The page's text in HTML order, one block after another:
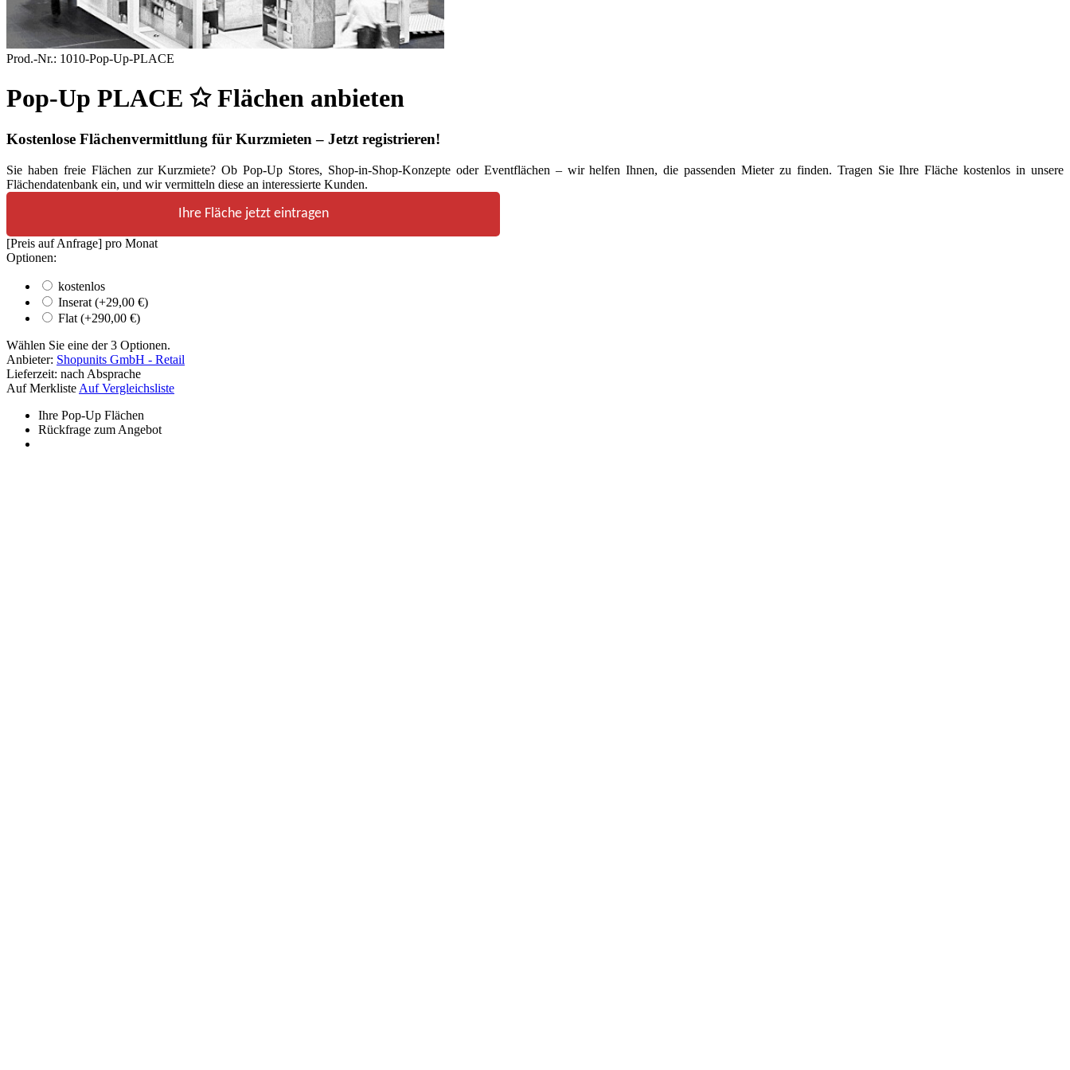
Prod.-Nr.: 1010-Pop-Up-PLACE
Pop-Up PLACE ✩ Flächen anbieten
Kostenlose Flächenvermittlung für Kurzmieten – Jetzt registrieren!
Sie haben freie Flächen zur Kurzmiete? Ob Pop-Up Stores, Shop-in-Shop-Konzepte oder Eventflächen – wir helfen Ihnen, die passenden Mieter zu finden. Tragen Sie Ihre Fläche kostenlos in unsere
Flächendatenbank ein, und wir vermitteln diese an interessierte Kunden.
Ihre Fläche jetzt eintragen
[Preis auf Anfrage] pro Monat
Optionen:
kostenlos
Inserat (+29,00 €)
Flat (+290,00 €)
Wählen Sie eine der 3 Optionen.
Anbieter: Shopunits GmbH - Retail
Lieferzeit: nach Absprache
Auf Merkliste Auf Vergleichsliste
Ihre Pop-Up Flächen
Rückfrage zum Angebot